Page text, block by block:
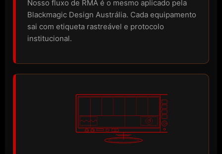
Nosso fluxo de RMA é o mesmo aplicado pela
Blackmagic Design Austrália. Cada equipamento
sai com etiqueta rastreável e protocolo
institucional.